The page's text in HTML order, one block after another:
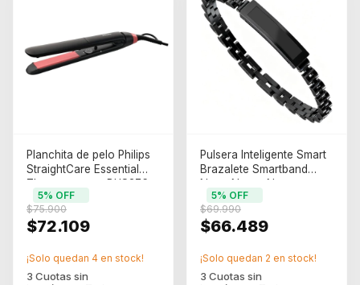
Planchita de pelo Philips
StraightCare Essential
Thermoprotect BHS376
negra y rosa
$72.109
$75.900
5% OFF
¡Solo quedan 4 en stock!
Pulsera Inteligente Smart
Brazalete Smartband
Noga Negro Negro
$66.489
$69.990
5% OFF
¡Solo quedan 2 en stock!